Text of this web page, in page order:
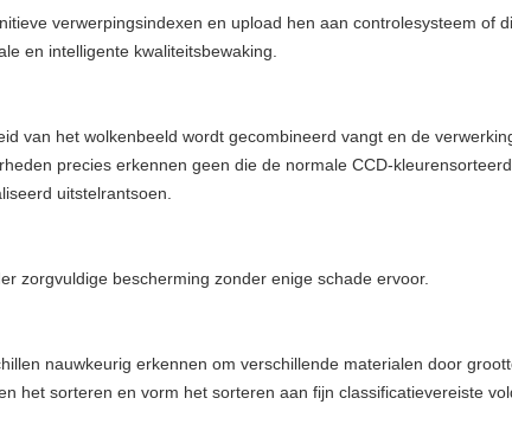
verwerpingsindexen en upload hen aan controlesysteem of
en intelligente kwaliteitsbewaking.
van het wolkenbeeld wordt gecombineerd vangt en de
precies erkennen geen die de normale CCD-
uitstelrantsoen.
zorgvuldige bescherming zonder enige schade ervoor.
nauwkeurig erkennen om verschillende materialen door
het sorteren en vorm het sorteren aan fijn classificatievereiste